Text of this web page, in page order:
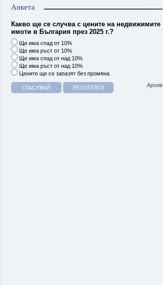
Анкета
Какво ще се случва с цените на недвижимите
имоти в България през 2025 г.?
Ще има спад от 10%
Ще има ръст от 10%
Ще има спад от над 10%
Ще има ръст от над 10%
Цените ще се запазят без промяна
Архив